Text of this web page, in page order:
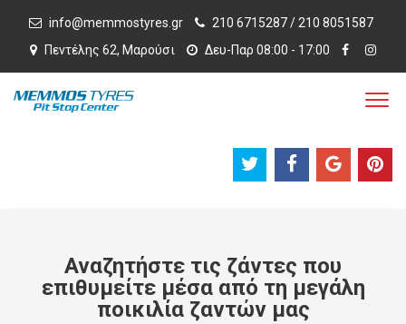
info@memmostyres.gr
210 6715287 / 210 8051587
Πεντέλης 62, Μαρούσι
Δευ-Παρ 08:00 - 17:00
Αναζητήστε τις ζάντες που
επιθυμείτε μέσα από τη μεγάλη
ποικιλία ζαντών μας